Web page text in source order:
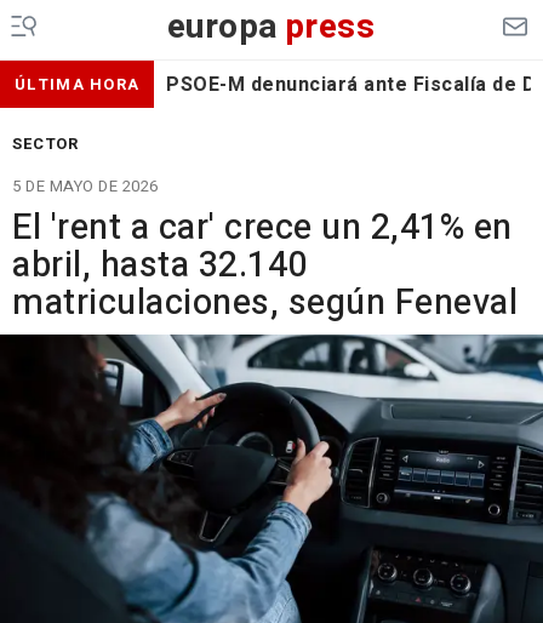
europa press
ÚLTIMA HORA PSOE-M denunciará ante Fiscalía de
SECTOR
5 DE MAYO DE 2026
El 'rent a car' crece un 2,41% en
abril, hasta 32.140
matriculaciones, según Feneval